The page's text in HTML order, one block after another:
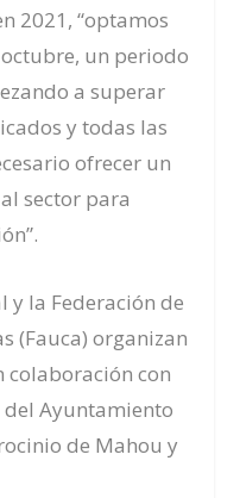
2021, “optamos
un periodo
a superar
y todas las
ofrecer un
sector para
y la Federación de
(Fauca) organizan
colaboración con
del Ayuntamiento
de Mahou y